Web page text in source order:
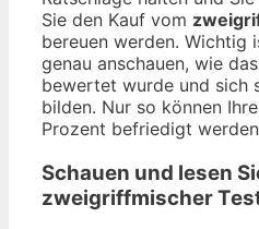
Sie den Kauf vom
bereuen werden. Wichtig
genau anschauen, wie das
bewertet wurde und sich
bilden. Nur so können
Prozent befriedigt
Schauen und lesen
zweigriffmischer